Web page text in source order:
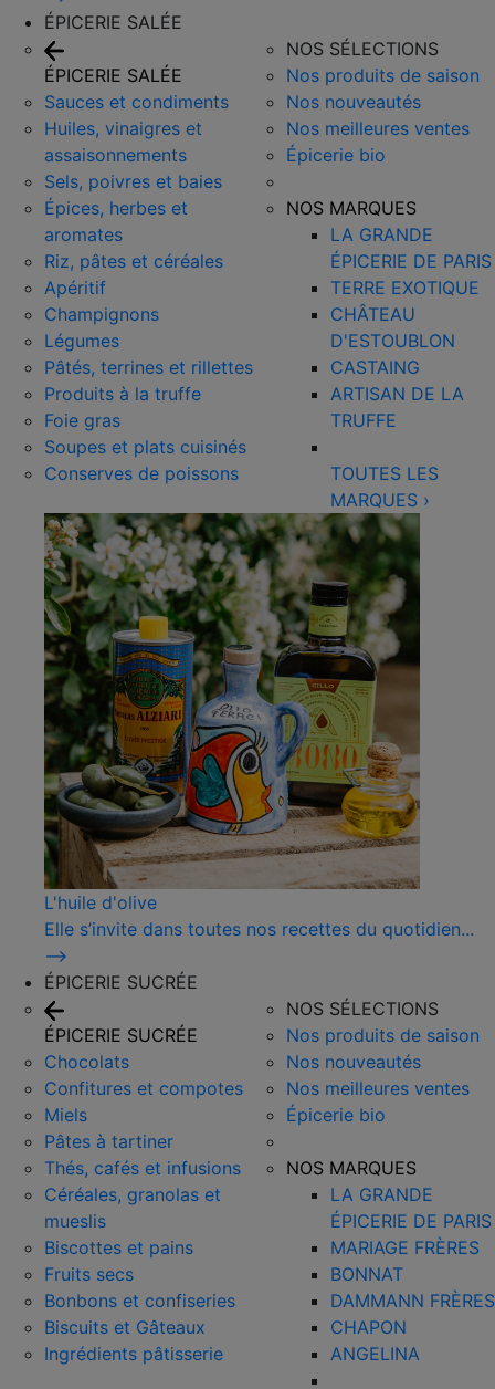
ÉPICERIE SALÉE
ÉPICERIE SALÉE
Sauces et condiments
Huiles, vinaigres et
assaisonnements
Sels, poivres et baies
Épices, herbes et
aromates
Riz, pâtes et céréales
Apéritif
Champignons
Légumes
Pâtés, terrines et rillettes
Produits à la truffe
Foie gras
Soupes et plats cuisinés
Conserves de poissons
NOS SÉLECTIONS
Nos produits de saison
Nos nouveautés
Nos meilleures ventes
Épicerie bio
NOS MARQUES
LA GRANDE
ÉPICERIE DE PARIS
TERRE EXOTIQUE
CHÂTEAU
D'ESTOUBLON
CASTAING
ARTISAN DE LA
TRUFFE
TOUTES LES
MARQUES ›
L'huile d'olive
Elle s’invite dans toutes nos recettes du quotidien...
⟶
ÉPICERIE SUCRÉE
ÉPICERIE SUCRÉE
Chocolats
Confitures et compotes
Miels
Pâtes à tartiner
Thés, cafés et infusions
Céréales, granolas et
mueslis
Biscottes et pains
Fruits secs
Bonbons et confiseries
Biscuits et Gâteaux
Ingrédients pâtisserie
NOS SÉLECTIONS
Nos produits de saison
Nos nouveautés
Nos meilleures ventes
Épicerie bio
NOS MARQUES
LA GRANDE
ÉPICERIE DE PARIS
MARIAGE FRÈRES
BONNAT
DAMMANN FRÈRES
CHAPON
ANGELINA